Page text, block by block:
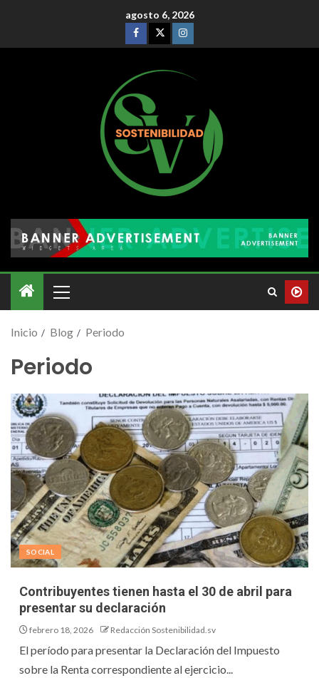
agosto 6, 2026
Inicio Blog Periodo
Periodo
SOCIAL
Contribuyentes tienen hasta el 30 de abril para
presentar su declaración
febrero 18, 2026 Redacción Sostenibilidad.sv
El período para presentar la Declaración del Impuesto
sobre la Renta correspondiente al ejercicio...